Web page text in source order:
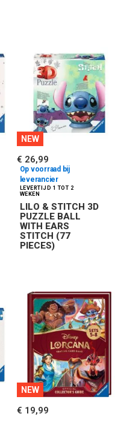
NEW
LILO & STITCH 3D
PUZZLE BALL
WITH EARS
STITCH (77
PIECES)
€ 26,99
Op voorraad bij
leverancier
NEW
€ 19,99